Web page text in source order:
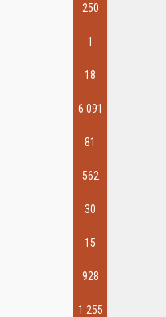
250
1
18
6 091
81
562
30
15
928
1 255